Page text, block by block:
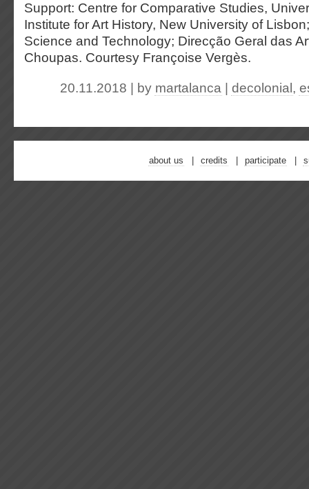
Support: Centre for Comparative Studies,
Institute for Art History, New University of
Science and Technology; Direcção Geral das
Choupas. Courtesy Françoise Vergès.
20.11.2018 | by martalanca decolonial ,
about us credits participate